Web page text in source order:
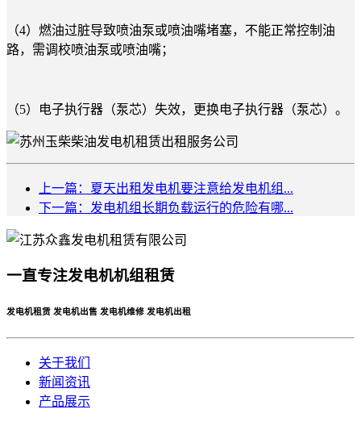
（4）燃油过脏导致喷油泵或喷油嘴堵塞，不能正常控制油
路，需调校喷油泵或喷油嘴；
（5）电子执行器（泵芯）失效，更换电子执行器（泵芯）。
上一篇：夏天出租发电机要注意给发电机组...
下一篇：发电机组长期负载运行的危险有哪...
一直专注发电机机组租赁
发电机租赁 发电机出售 发电机维修 发电机出租
关于我们
新闻资讯
产品展示